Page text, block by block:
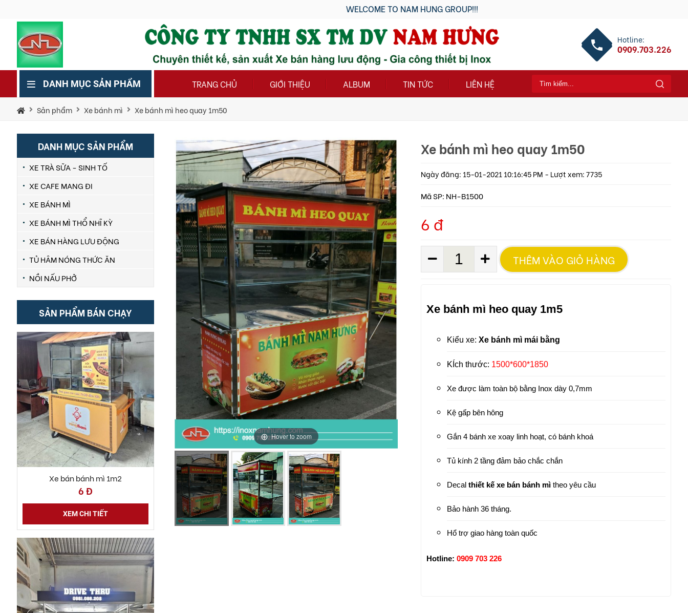
WELCOME TO NAM HUNG GROUP!!!
Hotline:
0909.703.226
DANH MỤC SẢN PHẨM TRANG CHỦ GIỚI THIỆU ALBUM TIN TỨC LIÊN HỆ
Sản phẩm Xe bánh mì Xe bánh mì heo quay 1m50
DANH MỤC SẢN PHẨM
XE TRÀ SỮA - SINH TỐ
XE CAFE MANG ĐI
XE BÁNH MÌ
XE BÁNH MÌ THỔ NHĨ KỲ
XE BÁN HÀNG LƯU ĐỘNG
TỦ HÂM NÓNG THỨC ĂN
NỒI NẤU PHỞ
SẢN PHẨM BÁN CHẠY
Xe bán bánh mì 1m2
6 Đ
XEM CHI TIẾT
Hover to zoom
Xe bánh mì heo quay 1m50
Ngày đăng: 15-01-2021 10:16:45 PM - Lượt xem: 7735
Mã SP: NH-B1500
6 đ
THÊM VÀO GIỎ HÀNG
Xe bánh mì heo quay 1m5
Kiểu xe: Xe bánh mì mái bằng
KÍch thước: 1500*600*1850
Xe được làm toàn bộ bằng Inox dày 0,7mm
Kệ gấp bên hông
Gắn 4 bánh xe xoay linh hoạt, có bánh khoá
Tủ kính 2 tầng đảm bảo chắc chắn
Decalthiết kế xe bán bánh mì theo yêu cầu
Bảo hành 36 tháng.
Hổ trợ giao hàng toàn quốc
Hotline:0909 703 226